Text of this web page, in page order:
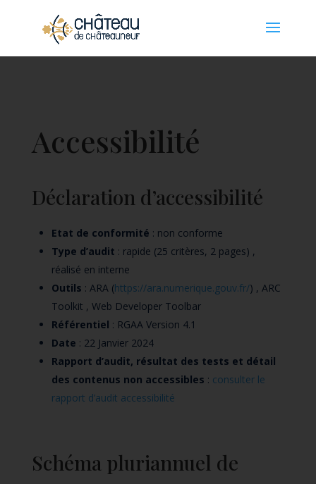
Accessibilité
Déclaration d’accessibilité
Etat de conformité : non conforme
Type d’audit : rapide (25 critères, 2 pages) ,
réalisé en interne
Outils : ARA (https://ara.numerique.gouv.fr/) , ARC
Toolkit , Web Developer Toolbar
Référentiel : RGAA Version 4.1
Date : 22 Janvier 2024
Rapport d’audit, résultat des tests et détail
des contenus non accessibles : consulter le
rapport d’audit accessibilité
Schéma pluriannuel de